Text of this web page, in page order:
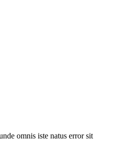
omnis iste natus error sit